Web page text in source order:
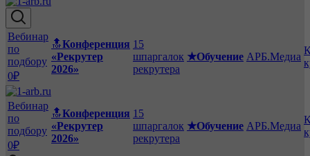
Вебинар
по
подбору
0₽
🔝Конференция
«Рекрутер
2026»
15
шпаргалок
рекрутера
★Обучение АРБ.Медиа
Вебинар
по
подбору
0₽
🔝Конференция
«Рекрутер
2026»
15
шпаргалок
рекрутера
★Обучение АРБ.Медиа